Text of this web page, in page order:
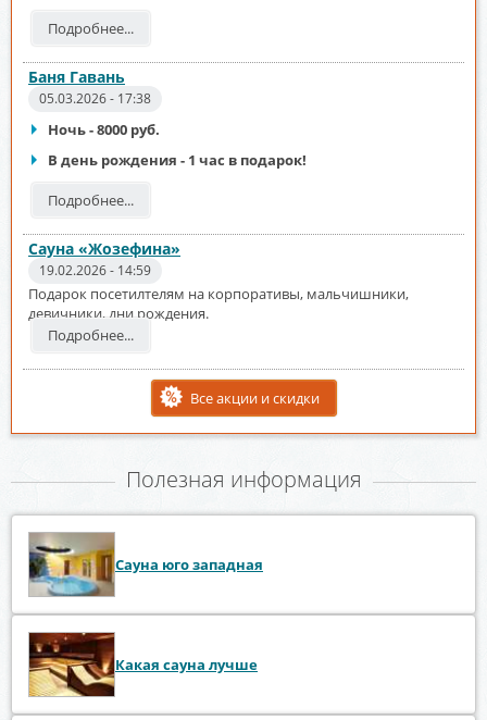
Подробнее...
Баня Гавань
05.03.2026 - 17:38
Ночь - 8000 руб.
В день рождения - 1 час в подарок!
Подробнее...
Сауна «Жозефина»
19.02.2026 - 14:59
Подарок посетилтелям на корпоративы, мальчишники,
девичники, дни рождения.
Подробнее...
Все акции и скидки
Полезная информация
Сауна юго западная
Какая сауна лучше